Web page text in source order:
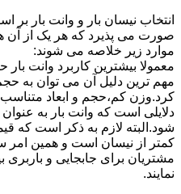
انتخاب نیسان بار و وانت بار بر
صورت می پذیرد که هر یک از آن
موارد زیر خلاصه می شوند:
معمولا بیشترین کاربرد وانت
مهم ترین دلیل آن می توان به
کرد.وزن کم،حجم و ابعاد
دلایلی است که وانت بار به
شود.البته لازم به ذکر است که
کمتر از نیسان است و همین امر
مشتریان برای جابجایی و باربری
نمایند.